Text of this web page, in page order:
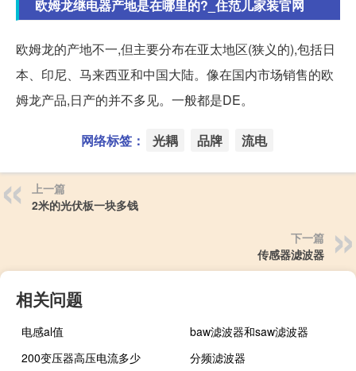
欧姆龙继电器产地是在哪里的?_住范儿家装官网
欧姆龙的产地不一,但主要分布在亚太地区(狭义的),包括日
本、印尼、马来西亚和中国大陆。像在国内市场销售的欧
姆龙产品,日产的并不多见。一般都是DE。
网络标签： 光耦 品牌 流电
上一篇
2米的光伏板一块多钱
下一篇
传感器滤波器
相关问题
电感al值
baw滤波器和saw滤波器
200变压器高压电流多少
分频滤波器